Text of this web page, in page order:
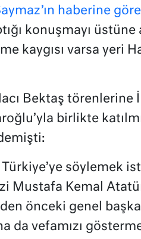
haberine göre
konuşmayı
kaygısı varsa yeri
Bektaş törenlerine
birlikte
Türkiye’ye söylemek
Mustafa Kemal
önceki genel
da vefamızı